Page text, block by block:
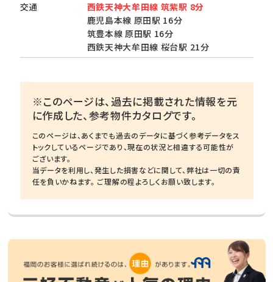
交通
西鉄天神大牟田線 筑紫駅 8分
鹿児島本線 原田駅 16分
筑豊本線 原田駅 16分
西鉄天神大牟田線 桜台駅 21分
※このページは、過去に掲載された情報を元
に作成した、参考物件カタログです。
このページは、あくまでも過去のデータに基づく参考データをス
トックしているページであり、現在の状況と相違する可能性が
ございます。
当データを利用し、発生した損害などに関して、弊社は一切の責
任を負いかねます。 ご理解の程よろしくお願い致します。